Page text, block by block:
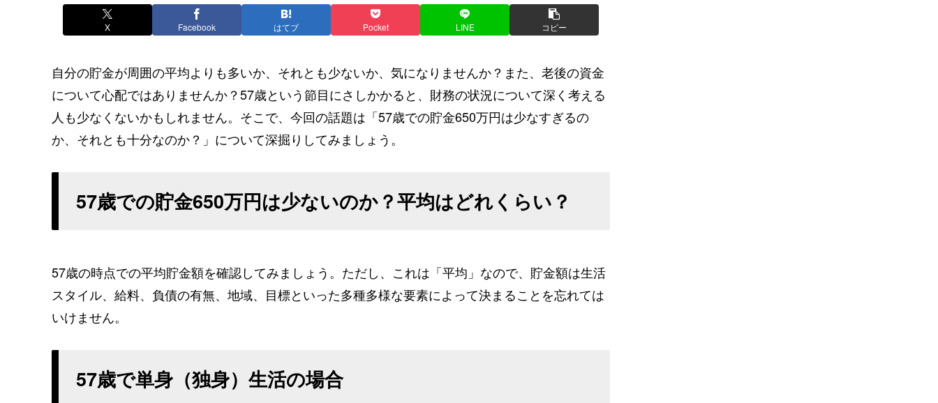
X Facebook はてブ Pocket LINE コピー
自分の貯金が周囲の平均よりも多いか、それとも少ないか、気になりませんか？また、老後の資金
について心配ではありませんか？57歳という節目にさしかかると、財務の状況について深く考える
人も少なくないかもしれません。そこで、今回の話題は「57歳での貯金650万円は少なすぎるの
か、それとも十分なのか？」について深掘りしてみましょう。
57歳での貯金650万円は少ないのか？平均はどれくらい？
57歳の時点での平均貯金額を確認してみましょう。ただし、これは「平均」なので、貯金額は生活
スタイル、給料、負債の有無、地域、目標といった多種多様な要素によって決まることを忘れては
いけません。
57歳で単身（独身）生活の場合